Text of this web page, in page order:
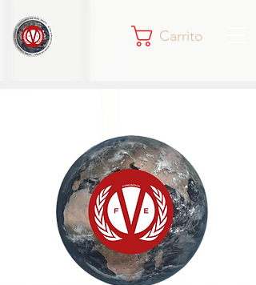
Carrito